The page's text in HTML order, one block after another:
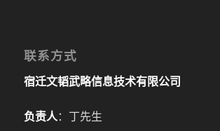
联系方式
宿迁文韬武略信息技术有限公司
负责人：丁先生